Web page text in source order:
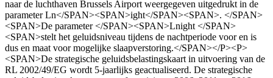
naar de luchthaven Brussels Airport weergegeven uitgedrukt in de
parameter Ln</SPAN><SPAN>ight</SPAN><SPAN>. </SPAN>
<SPAN>De parameter </SPAN><SPAN>Lnight </SPAN>
<SPAN>stelt het geluidsniveau tijdens de nachtperiode voor en is
dus en maat voor mogelijke slaapverstoring.</SPAN></P><P>
<SPAN>De strategische geluidsbelastingskaart in uitvoering van de
RL 2002/49/EG wordt 5-jaarlijks geactualiseerd. De strategische